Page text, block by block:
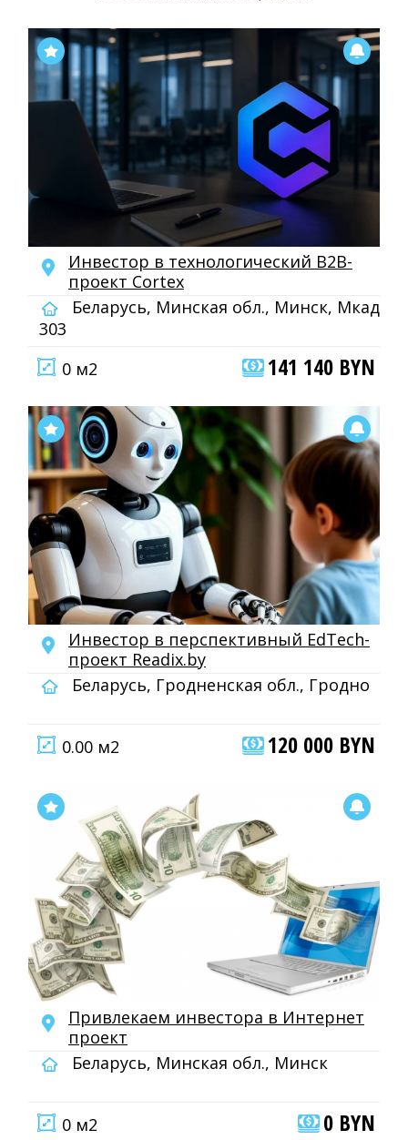
Инвестор в технологический B2B-
проект Cortex
Беларусь, Минская обл., Минск, Мкад
303
0 м2
141 140 BYN
Инвестор в перспективный EdTech-
проект Readix.by
Беларусь, Гродненская обл., Гродно
0.00 м2 120 000 BYN
Привлекаем инвестора в Интернет
проект
Беларусь, Минская обл., Минск
0 м2 0 BYN